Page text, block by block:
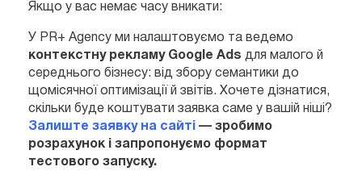
Якщо у вас немає часу вникати:
У PR+ Agency ми налаштовуємо та ведемо
контекстну рекламу Google Ads для малого й
середнього бізнесу: від збору семантики до
щомісячної оптимізації й звітів. Хочете дізнатися,
скільки буде коштувати заявка саме у вашій ніші?
Залиште заявку на сайті — зробимо
розрахунок і запропонуємо формат
тестового запуску.